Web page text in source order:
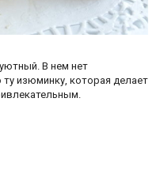
В нем нет
изюминку, которая делает